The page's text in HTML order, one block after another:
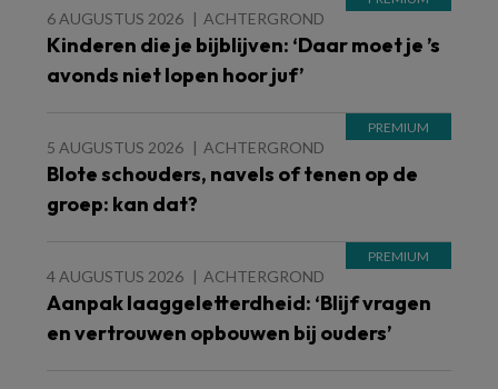
6 AUGUSTUS 2026 ACHTERGROND
Kinderen die je bijblijven: ‘Daar moet je ’s
avonds niet lopen hoor juf’
5 AUGUSTUS 2026 ACHTERGROND
Blote schouders, navels of tenen op de
groep: kan dat?
4 AUGUSTUS 2026 ACHTERGROND
Aanpak laaggeletterdheid: ‘Blijf vragen
en vertrouwen opbouwen bij ouders’